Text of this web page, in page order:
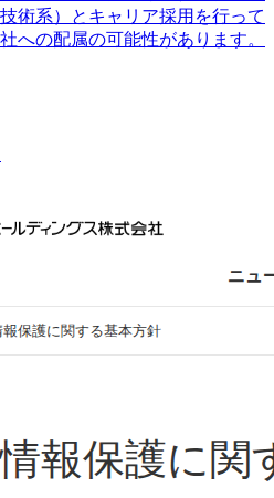
術系）とキャリア採用を行って
への配属の可能性があります。